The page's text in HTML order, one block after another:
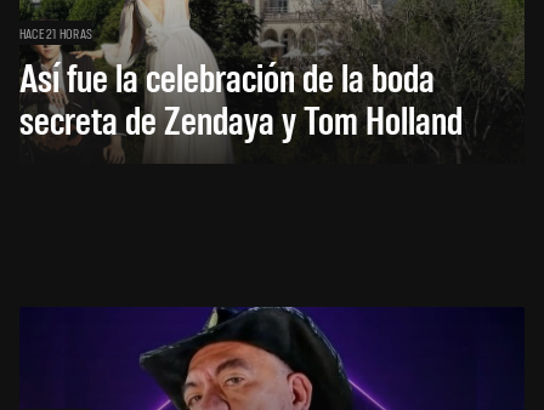
HACE 21 HORAS
Así fue la celebración de la boda
secreta de Zendaya y Tom Holland